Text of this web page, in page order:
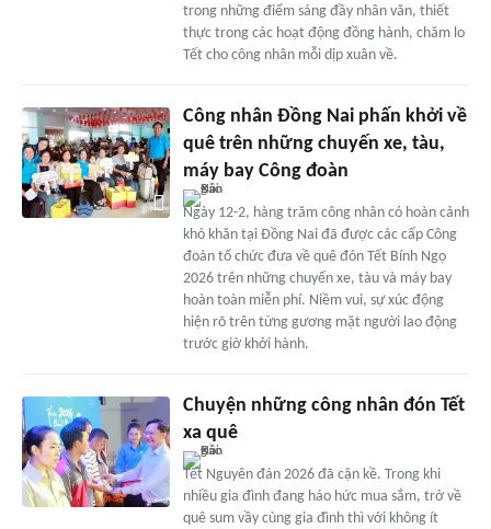
trong những điểm sáng đầy nhân văn, thiết
thực trong các hoạt động đồng hành, chăm lo
Tết cho công nhân mỗi dịp xuân về.
Công nhân Đồng Nai phấn khởi về
quê trên những chuyến xe, tàu,
máy bay Công đoàn
Ngày 12-2, hàng trăm công nhân có hoàn cảnh
khó khăn tại Đồng Nai đã được các cấp Công
đoàn tổ chức đưa về quê đón Tết Bính Ngọ
2026 trên những chuyến xe, tàu và máy bay
hoàn toàn miễn phí. Niềm vui, sự xúc động
hiện rõ trên từng gương mặt người lao động
trước giờ khởi hành.
Chuyện những công nhân đón Tết
xa quê
Tết Nguyên đán 2026 đã cận kề. Trong khi
nhiều gia đình đang háo hức mua sắm, trở về
quê sum vầy cùng gia đình thì với không ít